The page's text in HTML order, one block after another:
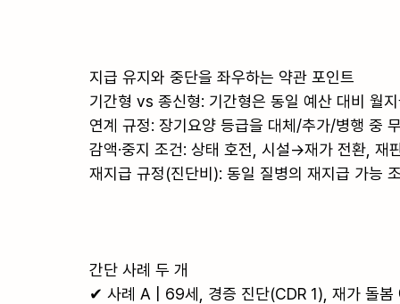
지급 유지와 중단을 좌우하는 약관 포인트
기간형 vs 종신형: 기간형은 동일 예산 대비 월
연계 규정: 장기요양 등급을 대체/추가/병행 중
감액·중지 조건: 상태 호전, 시설→재가 전환, 재
재지급 규정(진단비): 동일 질병의 재지급 가능
간단 사례 두 개
✔ 사례 A | 69세, 경증 진단(CDR 1), 재가 돌봄